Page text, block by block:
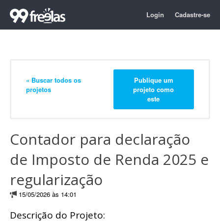
Login Cadastre-se
« Buscar todos os
projetos
Publique um
projeto como
este
Contador para declaração
de Imposto de Renda 2025 e
regularização
15/05/2026 às 14:01
Descrição do Projeto: